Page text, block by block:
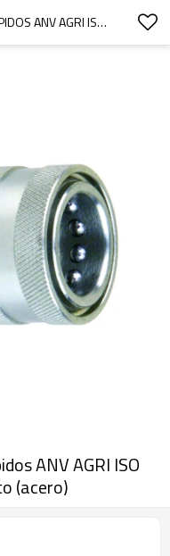
SERIE 75 | ACOPLAMIENTOS RÁPIDOS ANV AGRI ISO 7241 A CON VÁLVULA DE ASIENTO (ACERO)
ANV AGRI ISO
(acero)